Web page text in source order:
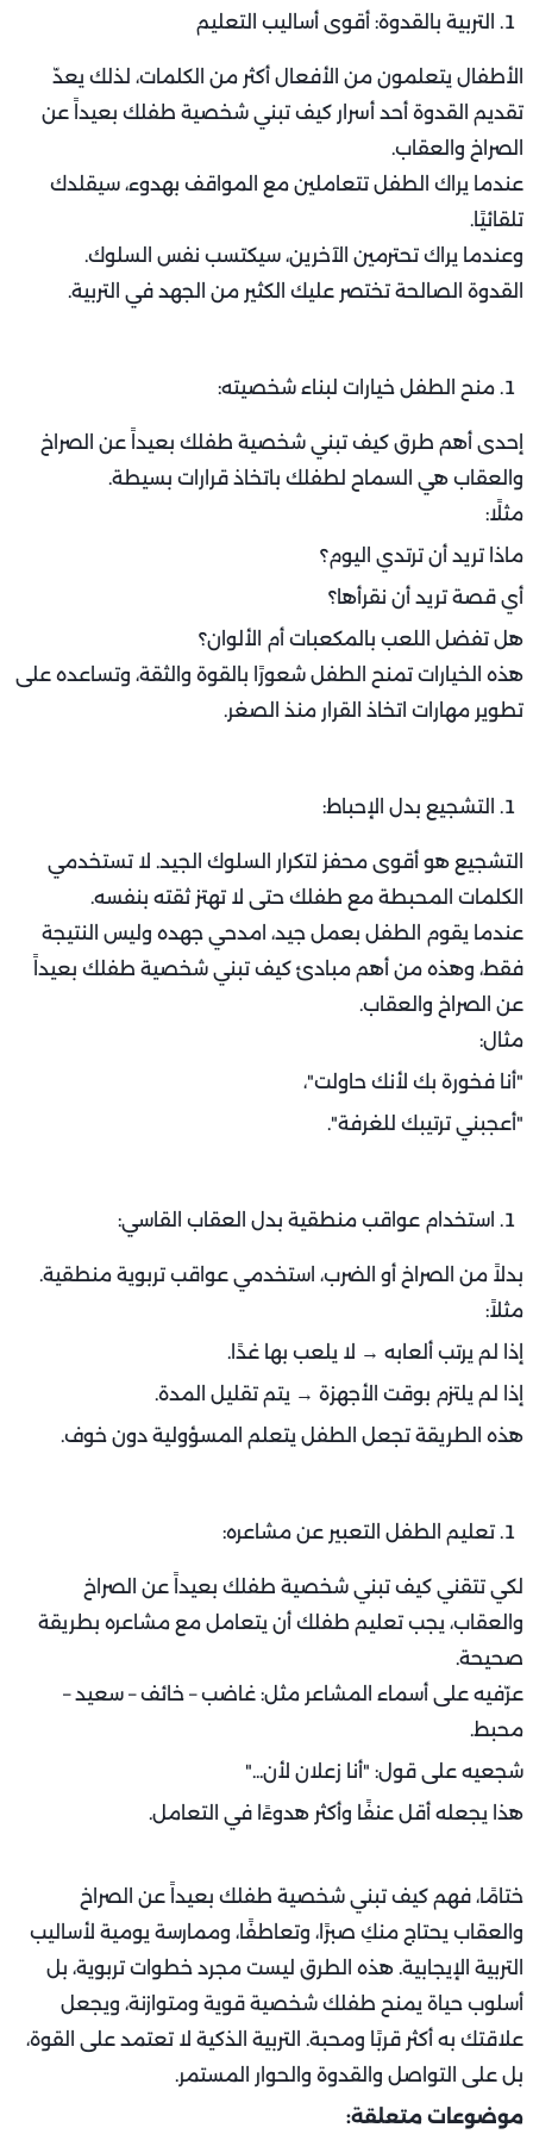
التربية بالقدوة: أقوى أساليب التعليم
الأطفال يتعلمون من الأفعال أكثر من الكلمات، لذلك يعدّ
تقديم القدوة أحد أسرار كيف تبني شخصية طفلك بعيداً عن
الصراخ والعقاب.
عندما يراك الطفل تتعاملين مع المواقف بهدوء، سيقلدك
تلقائيًا.
وعندما يراك تحترمين الآخرين، سيكتسب نفس السلوك.
القدوة الصالحة تختصر عليك الكثير من الجهد في التربية.
منح الطفل خيارات لبناء شخصيته:
إحدى أهم طرق كيف تبني شخصية طفلك بعيداً عن الصراخ
والعقاب هي السماح لطفلك باتخاذ قرارات بسيطة.
مثلًا:
ماذا تريد أن ترتدي اليوم؟
أي قصة تريد أن نقرأها؟
هل تفضل اللعب بالمكعبات أم الألوان؟
هذه الخيارات تمنح الطفل شعورًا بالقوة والثقة، وتساعده على
تطوير مهارات اتخاذ القرار منذ الصغر.
التشجيع بدل الإحباط:
التشجيع هو أقوى محفز لتكرار السلوك الجيد. لا تستخدمي
الكلمات المحبطة مع طفلك حتى لا تهتز ثقته بنفسه.
عندما يقوم الطفل بعمل جيد، امدحي جهده وليس النتيجة
فقط، وهذه من أهم مبادئ كيف تبني شخصية طفلك بعيداً
عن الصراخ والعقاب.
مثال:
"أنا فخورة بك لأنك حاولت"،
"أعجبني ترتيبك للغرفة".
استخدام عواقب منطقية بدل العقاب القاسي:
بدلاً من الصراخ أو الضرب، استخدمي عواقب تربوية منطقية.
مثلاً:
إذا لم يرتب ألعابه → لا يلعب بها غدًا.
إذا لم يلتزم بوقت الأجهزة → يتم تقليل المدة.
هذه الطريقة تجعل الطفل يتعلم المسؤولية دون خوف.
تعليم الطفل التعبير عن مشاعره:
لكي تتقني كيف تبني شخصية طفلك بعيداً عن الصراخ
والعقاب، يجب تعليم طفلك أن يتعامل مع مشاعره بطريقة
صحيحة.
عرّفيه على أسماء المشاعر مثل: غاضب – خائف – سعيد –
محبط.
شجعيه على قول: "أنا زعلان لأن..."
هذا يجعله أقل عنفًا وأكثر هدوءًا في التعامل.
ختامًا، فهم كيف تبني شخصية طفلك بعيداً عن الصراخ
والعقاب يحتاج منكِ صبرًا، وتعاطفًا، وممارسة يومية لأساليب
التربية الإيجابية. هذه الطرق ليست مجرد خطوات تربوية، بل
أسلوب حياة يمنح طفلك شخصية قوية ومتوازنة، ويجعل
علاقتك به أكثر قربًا ومحبة. التربية الذكية لا تعتمد على القوة،
بل على التواصل والقدوة والحوار المستمر.
موضوعات متعلقة: